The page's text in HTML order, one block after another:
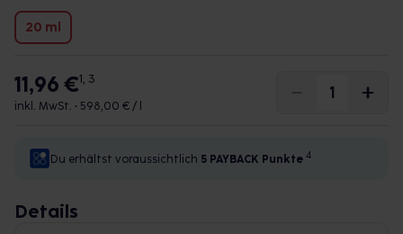
20 ml
11,96 €1, 3
inkl. MwSt. • 598,00 € / l
Du erhältst voraussichtlich 5 PAYBACK Punkte 4
Details